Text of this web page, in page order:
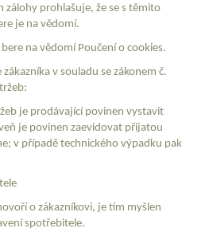
zálohy prohlašuje, že se s těmito
je na vědomí.
na vědomí Poučení o cookies.
v souladu se zákonem č.
je prodávající povinen vystavit
je povinen zaevidovat přijatou
v případě technického výpadku pak
o zákazníkovi, je tím myšlen
spotřebitele.